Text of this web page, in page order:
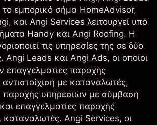
το εμπορικό σήμα HomeAdvisor,
και Angi Services λειτουργεί υπό
Handy και Angi Roofing. Η
τις υπηρεσίες της σε δύο
Angi Leads και Angi Ads, οι οποίοι
επαγγελματίες παροχής
με καταναλωτές,
παροχής υπηρεσιών με σύμβαση
επαγγελματίες παροχής
καταναλωτές. Angi Services, οι